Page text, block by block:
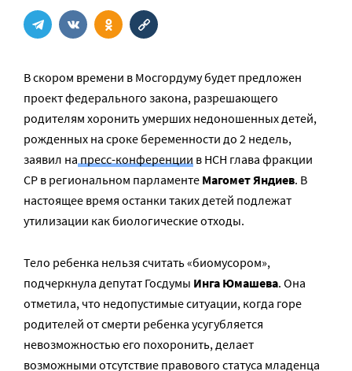
В скором времени в Мосгордуму будет предложен
проект федерального закона, разрешающего
родителям хоронить умерших недоношенных детей,
рожденных на сроке беременности до 2 недель,
заявил напресс-конференции в НСН глава фракции
СР в региональном парламенте Магомет Яндиев. В
настоящее время останки таких детей подлежат
утилизации как биологические отходы.
Тело ребенка нельзя считать «биомусором»,
подчеркнула депутат Госдумы Инга Юмашева. Она
отметила, что недопустимые ситуации, когда горе
родителей от смерти ребенка усугубляется
невозможностью его похоронить, делает
возможными отсутствие правового статуса младенца